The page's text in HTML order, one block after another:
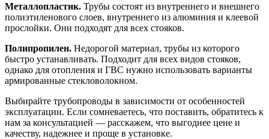
Металлопластик. Трубы состоят из внутреннего и внешнего
полиэтиленового слоев, внутреннего из алюминия и клеевой
прослойки. Они подходят для всех стояков.
Полипропилен. Недорогой материал, трубы из которого
быстро устанавливать. Подходит для всех видов стояков,
однако для отопления и ГВС нужно использовать варианты
армированные стекловолокном.
Выбирайте трубопроводы в зависимости от особенностей
эксплуатации. Если сомневаетесь, что поставить, обратитесь к
нам за консультацией — расскажем, что выгоднее цене и
качеству, надежнее и проще в установке.